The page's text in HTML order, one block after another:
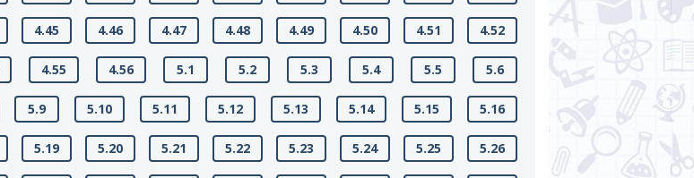
4.45 4.46 4.47 4.48 4.49 4.50 4.51 4.52
4.55 4.56 5.1 5.2 5.3 5.4 5.5 5.6
5.9 5.10 5.11 5.12 5.13 5.14 5.15 5.16
5.19 5.20 5.21 5.22 5.23 5.24 5.25 5.26